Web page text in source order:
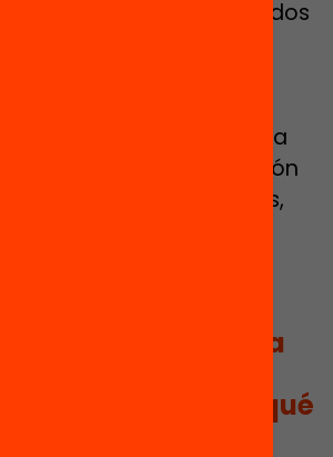
plazas en los grados
un mapa de
de segundas
Y una brújula, no solo el
sitúa los recursos, pero la
ver con esta orientación
acudir a los recursos,
etc.”
un mapa de
escuelas de
y una
nos indique quién
a los recursos y qué
en ellos.